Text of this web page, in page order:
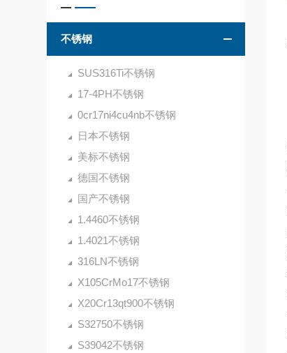
不锈钢
SUS316Ti不锈钢
17-4PH不锈钢
0cr17ni4cu4nb不锈钢
日本不锈钢
美标不锈钢
德国不锈钢
国产不锈钢
1.4460不锈钢
1.4021不锈钢
316LN不锈钢
X105CrMo17不锈钢
X20Cr13qt900不锈钢
S32750不锈钢
S39042不锈钢